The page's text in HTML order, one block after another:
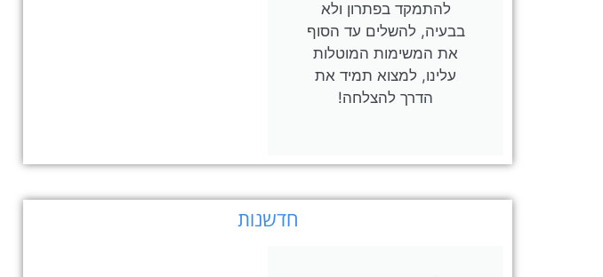
להתמקד בפתרון ולא
בבעיה, להשלים עד הסוף
את המשימות המוטלות
עלינו, למצוא תמיד את
הדרך להצלחה!
חדשנות